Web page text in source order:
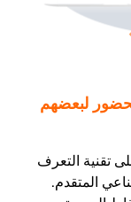
لبعضهم
تقنية التعرف
المتقدم.